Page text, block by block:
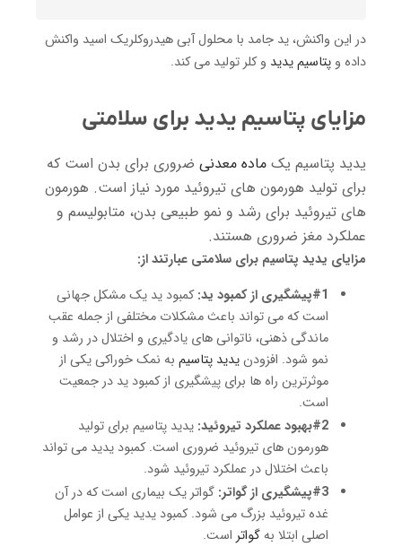
در این واکنش، ید جامد با محلول آبی هیدروکلریک اسید واکنش
داده و پتاسیم یدید و کلر تولید می کند.
مزایای پتاسیم یدید برای سلامتی
یدید پتاسیم یک ماده معدنی ضروری برای بدن است که
برای تولید هورمون های تیروئید مورد نیاز است. هورمون
های تیروئید برای رشد و نمو طبیعی بدن، متابولیسم و
عملکرد مغز ضروری هستند.
مزایای یدید پتاسیم برای سلامتی عبارتند از:
#1پیشگیری از کمبود ید:
کمبود ید یک مشکل جهانی
است که می تواند باعث مشکلات مختلفی از جمله عقب
ماندگی ذهنی، ناتوانی های یادگیری و اختلال در رشد و
نمو شود. افزودنیدید پتاسیم به نمک خوراکی یکی از
موثرترین راه ها برای پیشگیری از کمبود ید در جمعیت
است.
#2بهبود عملکرد تیروئید:
یدید پتاسیم برای تولید
هورمون های تیروئید ضروری است. کمبود یدید می تواند
باعث اختلال در عملکرد تیروئید شود.
#3پیشگیری از گواتر:
گواتر یک بیماری است که در آن
غده تیروئید بزرگ می شود. کمبود یدید یکی از عوامل
اصلی ابتلا به گواتر است.